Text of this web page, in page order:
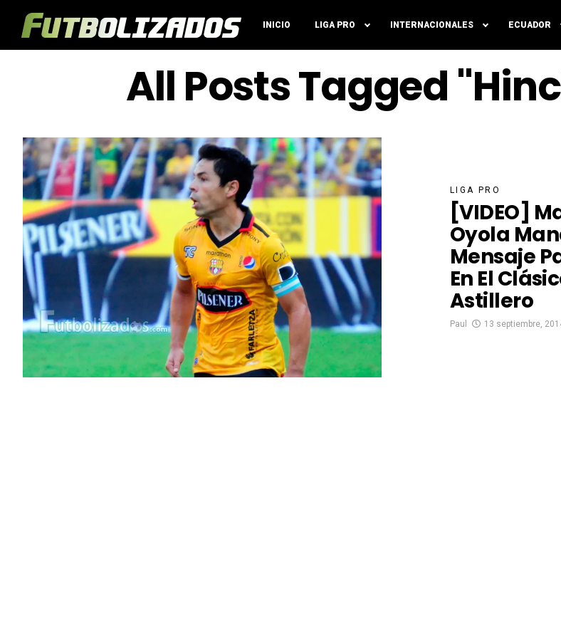
INICIO LIGA PRO INTERNACIONALES ECUADOR
All Posts Tagged
LIGA PRO
[VIDEO]
Oyola
Mensaje
En El
Astillero
Paul 13 septiembre,